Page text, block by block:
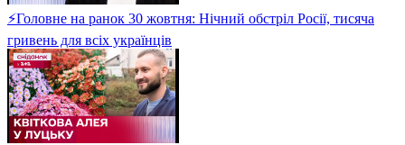
⚡Головне на ранок 30 жовтня: Нічний обстріл Росії, тисяча
гривень для всіх українців